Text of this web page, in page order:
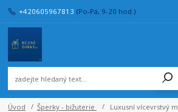
+420605967813 (Po-Pá, 9-20 hod.)
Úvod Šperky - bižuterie
Luxusní vícevrstvý